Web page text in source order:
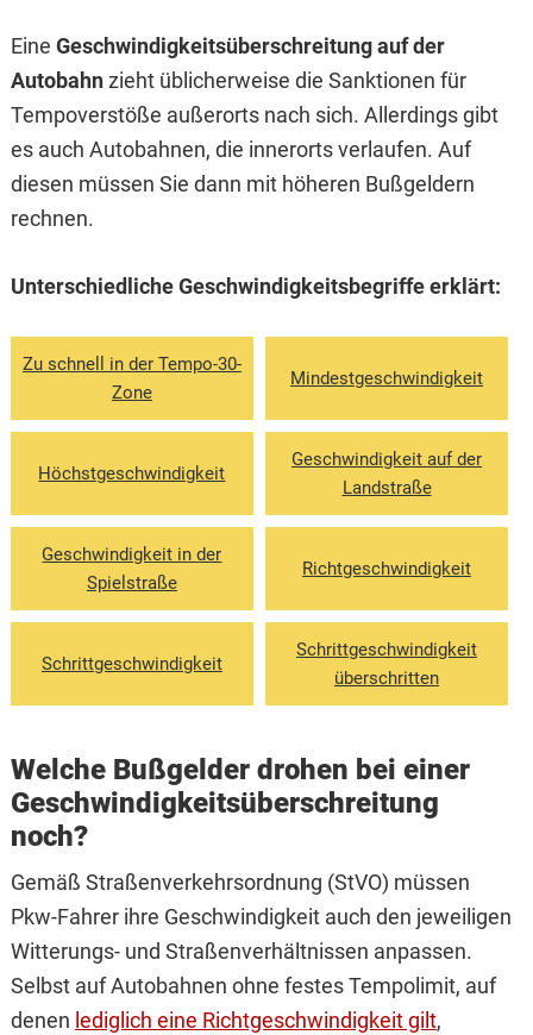
Eine Geschwindigkeitsüberschreitung auf der
Autobahnzieht üblicherweise die Sanktionen für
Tempoverstöße außerorts nach sich. Allerdings gibt
es auch Autobahnen, die innerorts verlaufen. Auf
diesen müssen Sie dann mit höheren Bußgeldern
rechnen.
Unterschiedliche Geschwindigkeitsbegriffe erklärt:
Zu schnell in der Tempo-30-
Zone
Mindest­geschwindigkeit
Höchst­geschwindigkeit
Geschwindigkeit auf der
Landstraße
Geschwindigkeit in der
Spielstraße
Richt­geschwindigkeit
Schritt­geschwindigkeit
Schrittgeschwindig­keit
überschritten
Welche Bußgelder drohen bei einer
Geschwindigkeitsüberschreitung
noch?
Gemäß Straßenverkehrsordnung (StVO) müssen
Pkw-Fahrer ihre Geschwindigkeit auch den jeweiligen
Witterungs- und Straßenverhältnissen anpassen.
Selbst auf Autobahnen ohne festes Tempolimit, auf
denen lediglich eine Richtgeschwindigkeit gilt,